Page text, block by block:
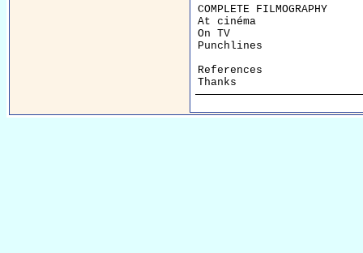
COMPLETE
At cinéma
On TV
Punchlines
References